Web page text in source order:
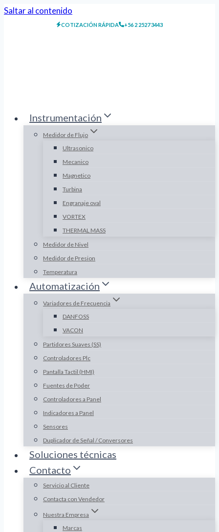
Saltar al contenido
COTIZACIÓN RÁPIDA +56 2 2527 3443
Instrumentación
Medidor de Flujo
Ultrasonico
Mecanico
Magnetico
Turbina
Engranaje oval
VORTEX
THERMAL MASS
Medidor de Nivel
Medidor de Presion
Temperatura
Automatización
Variadores de Frecuencia
DANFOSS
VACON
Partidores Suaves (SS)
Controladores Plc
Pantalla Tactil (HMI)
Fuentes de Poder
Controladores a Panel
Indicadores a Panel
Sensores
Duplicador de Señal / Conversores
Soluciones técnicas
Contacto
Servicio al Cliente
Contacta con Vendedor
Nuestra Empresa
Marcas